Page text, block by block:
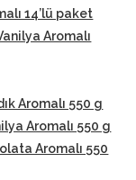
14’lü paket
Aromalı
Aromalı 550 g
Aromalı 550 g
Aromalı 550